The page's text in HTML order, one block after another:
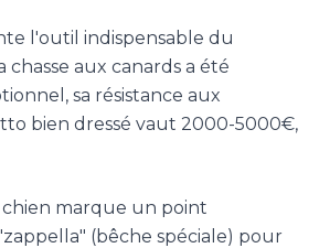
l'outil indispensable du
aux canards a été
sa résistance aux
bien dressé vaut 2000-5000€,
marque un point
(bêche spéciale) pour